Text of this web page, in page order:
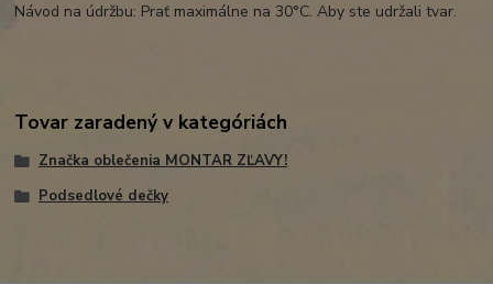
Návod na údržbu: Prať maximálne na 30°C. Aby ste udržali tvar.
Tovar zaradený v kategóriách
Značka oblečenia MONTAR ZĽAVY!
Podsedlové dečky